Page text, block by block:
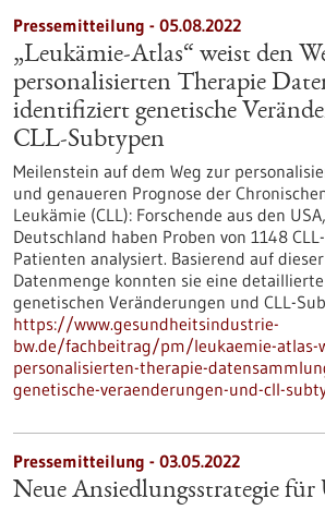
Pressemitteilung - 05.08.2022
„Leukämie-Atlas“ weist den
personalisierten Therapie
identifiziert genetische
CLL-Subtypen
Meilenstein auf dem Weg zur
und genaueren Prognose der
Leukämie (CLL): Forschende aus den
Deutschland haben Proben von 1148
Patienten analysiert. Basierend auf
Datenmenge konnten sie eine
genetischen Veränderungen und CLL-
https://www.gesundheitsindustrie-
bw.de/fachbeitrag/pm/leukaemie-atlas-
personalisierten-therapie-
genetische-veraenderungen-und-cll-
Pressemitteilung - 03.05.2022
Neue Ansiedlungsstrategie